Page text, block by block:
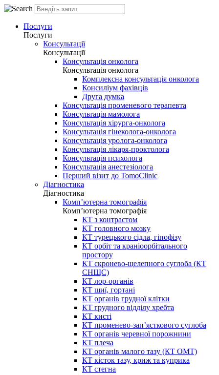
Послуги
Послуги
Консультації
Консультації
Консультація онколога
Консультація онколога
Комплексна консультація онколога
Консиліум фахівців
Друга думка
Консультація променевого терапевта
Консультація мамолога
Консультація хірурга-онколога
Консультація гінеколога-онколога
Консультація уролога-онколога
Консультація лікаря-проктолога
Консультація психолога
Консультація анестезіолога
Перший візит до TomoClinic
Діагностика
Діагностика
Комп’ютерна томографія
Комп’ютерна томографія
КТ з контрастом
КТ головного мозку
КТ турецького сідла, гіпофізу
КТ орбіт та краніоорбітального
простору
КТ скронево-щелепного суглоба (КТ
СНЩС)
КТ лор-органів
КТ шиї, гортані
КТ органів грудної клітки
КТ грудного відділу хребта
КТ кисті
КТ променево-зап’ясткового суглоба
КТ органів черевної порожнини
КТ плеча
КТ органів малого тазу (КТ ОМТ)
КТ кісток тазу, криж та куприка
КТ стегна